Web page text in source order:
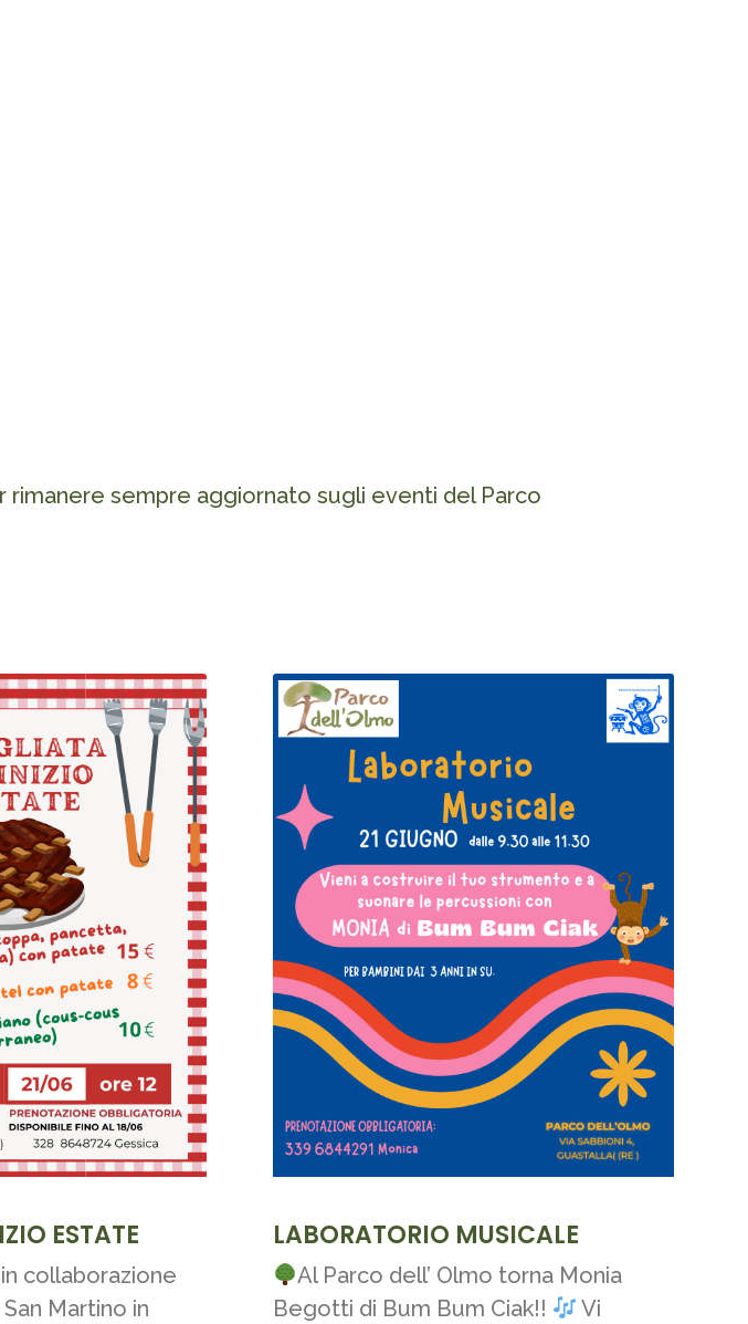
rimanere sempre aggiornato sugli eventi del Parco
ESTATE
collaborazione
Martino in
LABORATORIO MUSICALE
Al Parco dell’ Olmo torna Monia
Begotti di Bum Bum Ciak!!
Vi